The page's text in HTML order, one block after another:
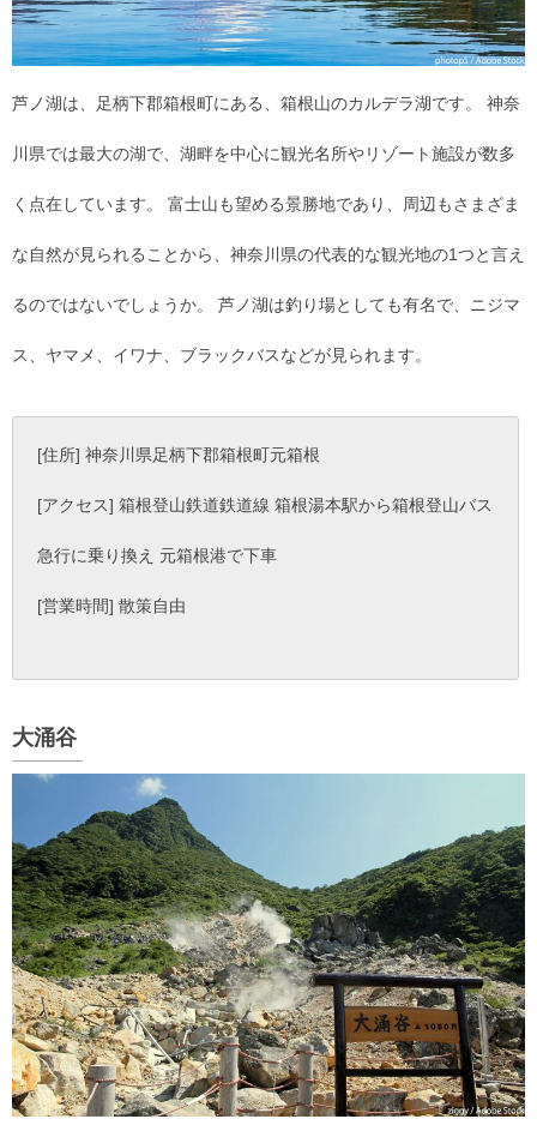
芦ノ湖は、足柄下郡箱根町にある、箱根山のカルデラ湖です。 神奈
川県では最大の湖で、湖畔を中心に観光名所やリゾート施設が数多
く点在しています。 富士山も望める景勝地であり、周辺もさまざま
な自然が見られることから、神奈川県の代表的な観光地の1つと言え
るのではないでしょうか。 芦ノ湖は釣り場としても有名で、ニジマ
ス、ヤマメ、イワナ、ブラックバスなどが見られます。
[住所] 神奈川県足柄下郡箱根町元箱根
[アクセス] 箱根登山鉄道鉄道線 箱根湯本駅から箱根登山バス
急行に乗り換え 元箱根港で下車
[営業時間] 散策自由
大涌谷